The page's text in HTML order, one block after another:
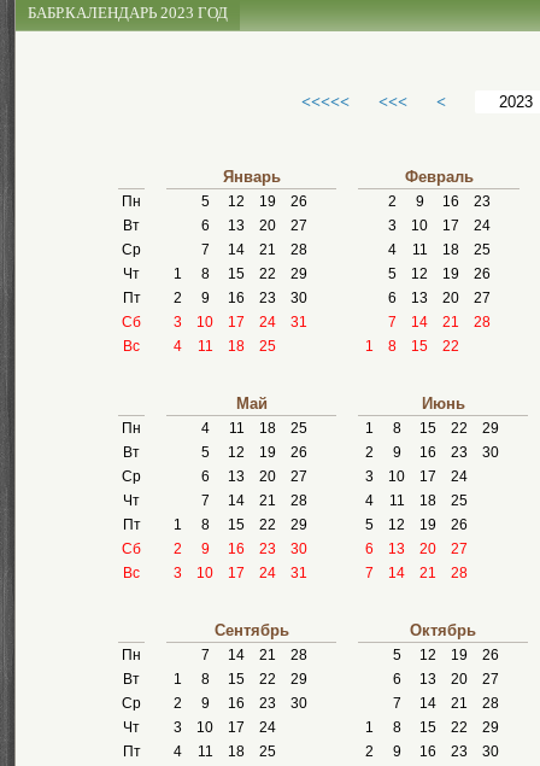
БАБР.КАЛЕНДАРЬ 2023 ГОД
<<<<< <<< <
Пн
Вт
Ср
Чт
Пт
Сб
Вс
Январь
5 12 19
26
6
13 20
27
7
14 21
28
1
8 15 22
29
2
9 16 23
30
3
10 17 24
31
4
11 18 25
Февраль
2 9 16
23
3
10 17
24
4
11 18
25
5
12 19
26
6
13 20
27
7
14 21
28
1
8 15 22
Пн
Вт
Ср
Чт
Пт
Сб
Вс
Май
4 11 18
25
5
12 19
26
6
13 20
27
7
14 21
28
1
8 15 22
29
2
9 16 23
30
3
10 17 24 31
Июнь
1 8 15 22
29
2
9 16 23
30
3
10 17
24
4
11 18
25
5
12 19
26
6
13 20
27
7
14 21 28
Пн
Вт
Ср
Чт
Пт
Сентябрь
7 14 21
28
1
8 15 22
29
2
9 16 23
30
3
10 17
24
4
11 18
25
Октябрь
5 12 19
26
6
13 20
27
7
14 21
28
1
8 15 22
29
2
9 16 23
30